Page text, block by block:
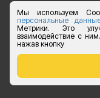
Мы используем
персональные
Метрики. Это
взаимодействие с
нажав кнопку
является публичной
437 Гражданского
Согласие на обработку
Политика